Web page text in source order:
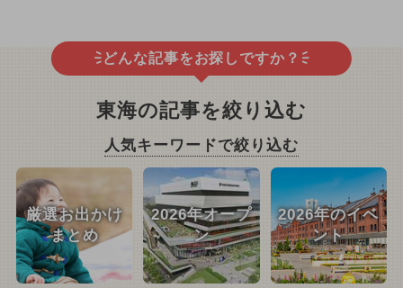
どんな記事をお探しですか？
東海の記事を絞り込む
人気キーワードで絞り込む
厳選お出かけ
まとめ
2026年オープ
ン
2026年のイベ
ント